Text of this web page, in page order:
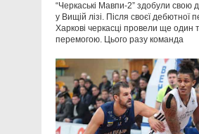
“Черкаські Мавпи-2” здобули свою
у Вищій лізі. Після своєї дебютної
Харкові черкасці провели ще один
перемогою. Цього разу команда